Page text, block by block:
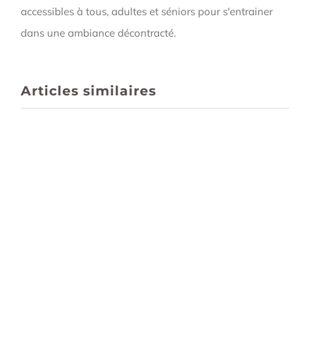
accessibles à tous, adultes et séniors pour s'entrainer
dans une ambiance décontracté.
Articles similaires